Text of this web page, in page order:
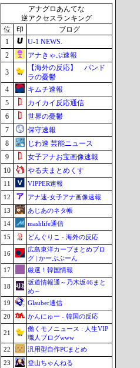
アナグロあんてな
逆アクセスランキング
位
印
ブログ
1
U-1 NEWS.
2
アナきゃぷ速報
3
【海外の反応】 パンド
ラの憂鬱
4
キムチ速報
5
カイカイ反応通信
6
世界の憂鬱
7
保守速報
8
じわ速 芸能ニュース
9
女子アナお宝画像速報
10
やる夫まとめくす
11
VIPPER速報
12
アナ速‐女子アナ画像速報
13
あじあのネタ帳
14
mashlife通信
15
どんぐりこ - 海外の反応
16
広島東洋カープまとめブロ
グ | かーぷぶーん
17
厳選！韓国情報
18
坂道情報通～乃木坂46まと
め～
19
Glauber通信
20
かんにゅー - 韓国の反応
21
働くモノニュース : 人生VIP
職人ブログwww
22
汎用型自作PCまとめ
23
登山ちゃんねる